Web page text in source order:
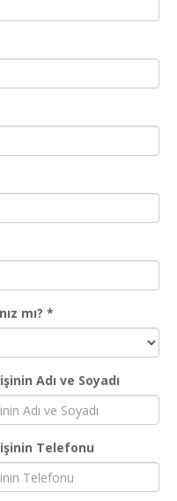
mı? *
Adı ve Soyadı
Telefonu